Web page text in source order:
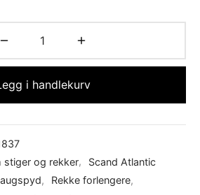
i handlekurv
stiger og rekker,
Scand Atlantic
, Rekke forlengere,